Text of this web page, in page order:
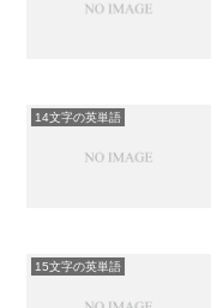
14文字の英単語
15文字の英単語